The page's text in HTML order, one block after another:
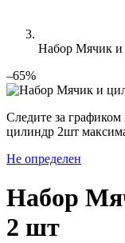
Набор Мячик
–65%
Следите за
цилиндр 2шт
Не определен
Набор
2 шт